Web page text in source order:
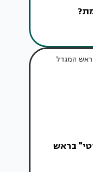
"בית פרטי" בראש